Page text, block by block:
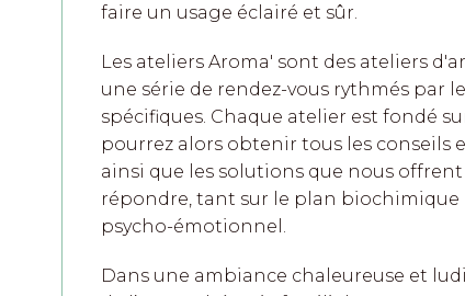
faire un usage éclairé et sûr.
Les ateliers Aroma' sont des ateliers
une série de rendez-vous rythmés par
spécifiques. Chaque atelier est fondé
pourrez alors obtenir tous les conseils
ainsi que les solutions que nous
répondre, tant sur le plan
psycho-émotionnel.
Dans une ambiance chaleureuse et